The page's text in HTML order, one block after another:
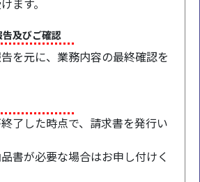
ます。
及びご確認
を元に、業務内容の最終確認を
了した時点で、請求書を発行い
書が必要な場合はお申し付けく